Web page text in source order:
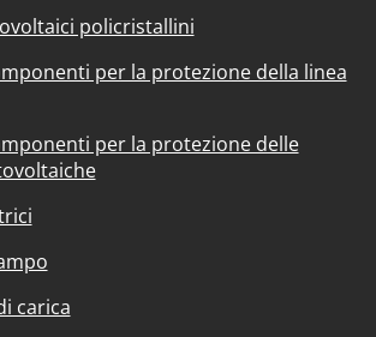
policristallini
per la protezione della linea
per la protezione delle
carica